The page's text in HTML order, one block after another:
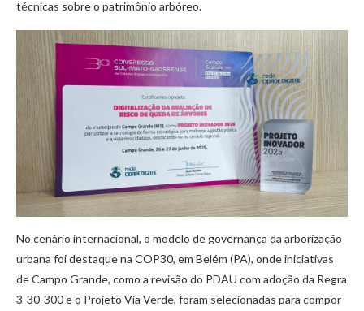
técnicas sobre o patrimônio arbóreo.
No cenário internacional, o modelo de governança da arborização
urbana foi destaque na COP30, em Belém (PA), onde iniciativas
de Campo Grande, como a revisão do PDAU com adoção da Regra
3-30-300 e o Projeto Via Verde, foram selecionadas para compor